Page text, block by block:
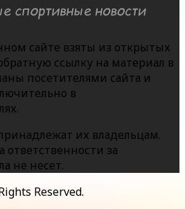
сайте взяты из открытых
ссылку на материал в
посетителями сайта и
в
их владельцам.
за
не несет.
Reserved.